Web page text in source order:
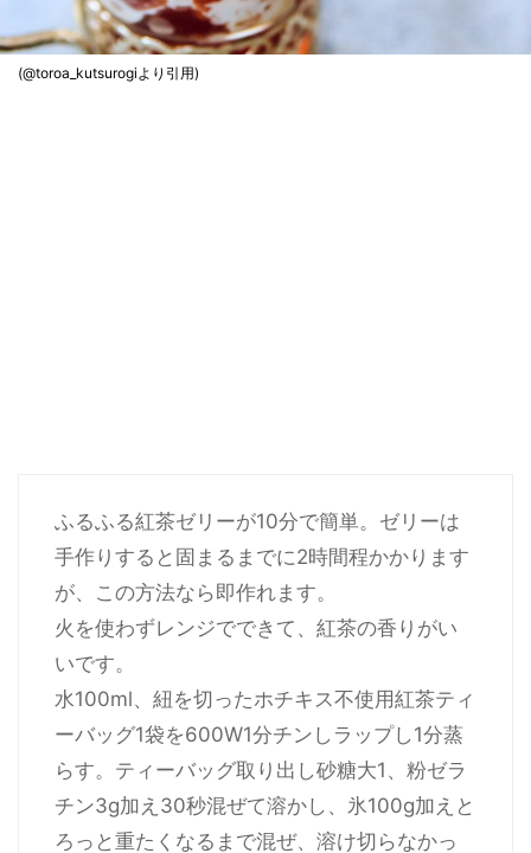
(@toroa_kutsurogiより引用)
ふるふる紅茶ゼリーが10分で簡単。ゼリーは
手作りすると固まるまでに2時間程かかります
が、この方法なら即作れます。
火を使わずレンジでできて、紅茶の香りがい
いです。
水100ml、紐を切ったホチキス不使用紅茶ティ
ーバッグ1袋を600W1分チンしラップし1分蒸
らす。ティーバッグ取り出し砂糖大1、粉ゼラ
チン3g加え30秒混ぜて溶かし、氷100g加えと
ろっと重たくなるまで混ぜ、溶け切らなかっ